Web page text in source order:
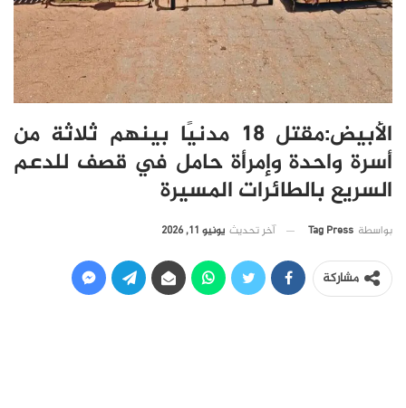
الأبيض:مقتل 18 مدنيًا بينهم ثلاثة من
أسرة واحدة وإمرأة حامل في قصف للدعم
السريع بالطائرات المسيرة
بواسطة Tag Press آخر تحديث يونيو 11, 2026
مشاركة